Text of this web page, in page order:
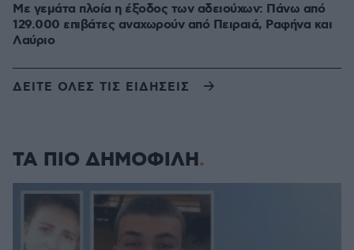
Με γεμάτα πλοία η έξοδος των αδειούχων: Πάνω από
129.000 επιβάτες αναχωρούν από Πειραιά, Ραφήνα και
Λαύριο
ΔΕΙΤΕ ΟΛΕΣ ΤΙΣ ΕΙΔΗΣΕΙΣ
ΤΑ ΠΙΟ ΔΗΜΟΦΙΛΗ